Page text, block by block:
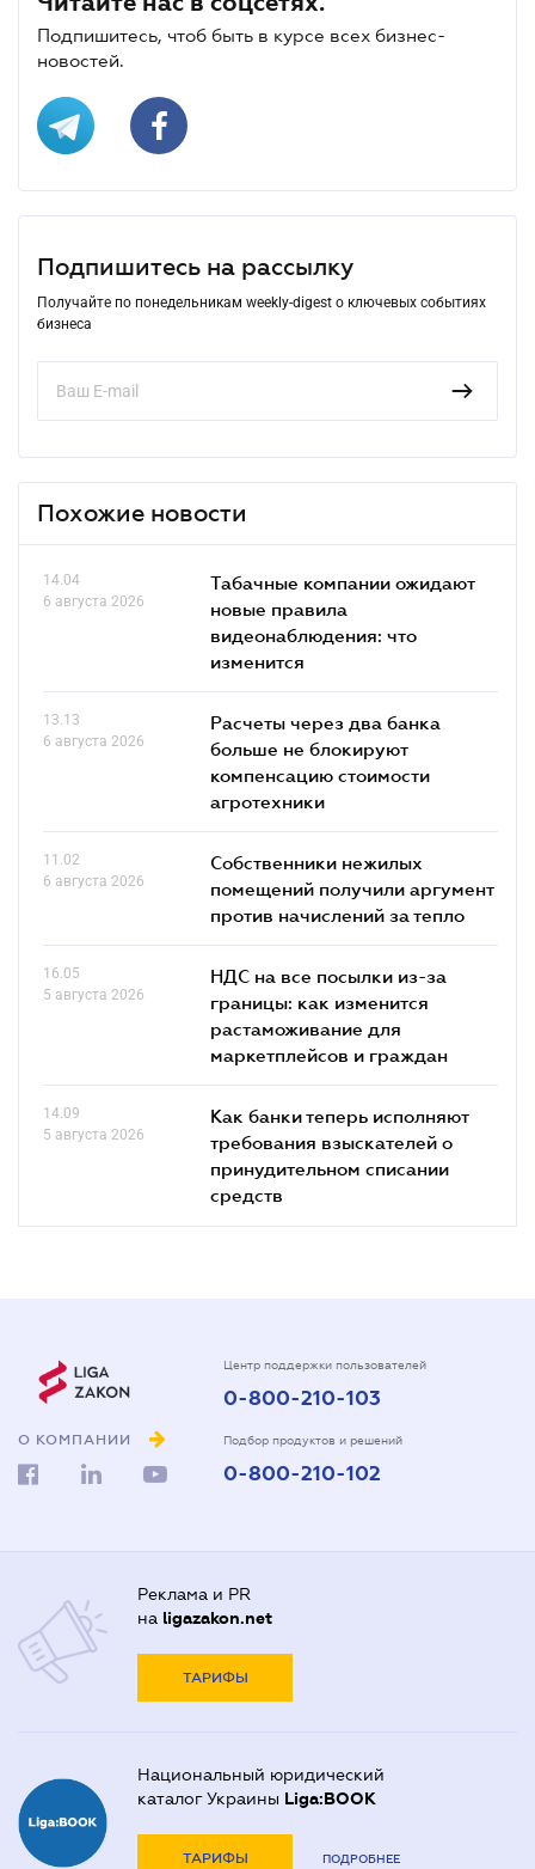
Подпишитесь, чтоб быть в курсе всех бизнес-
новостей.
Подпишитесь на рассылку
Получайте по понедельникам weekly-digest о ключевых событиях
бизнеса
Похожие новости
14.04
6 августа 2026
Табачные компании ожидают
новые правила
видеонаблюдения: что
изменится
13.13
6 августа 2026
Расчеты через два банка
больше не блокируют
компенсацию стоимости
агротехники
11.02
6 августа 2026
Собственники нежилых
помещений получили аргумент
против начислений за тепло
16.05
5 августа 2026
НДС на все посылки из-за
границы: как изменится
растаможивание для
маркетплейсов и граждан
14.09
5 августа 2026
Как банки теперь исполняют
требования взыскателей о
принудительном списании
средств
О КОМПАНИИ
Центр поддержки пользователей
0-800-210-103
Подбор продуктов и решений
0-800-210-102
Реклама и PR
на ligazakon.net
ТАРИФЫ
Национальный юридический
каталог Украины Liga:BOOK
ТАРИФЫ ПОДРОБНЕЕ